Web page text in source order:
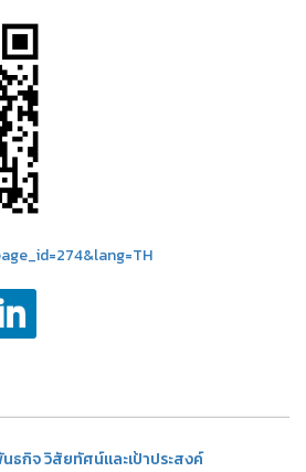
ธกิจ วิสัยทัศน์และเป้าประสงค์